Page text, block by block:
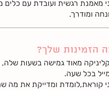
ומודרך.
הזמינות שלך?
מאוד גמישה בשעות שלה,
בכל שעה.
קוראת,לומדת ומדייקת את מה